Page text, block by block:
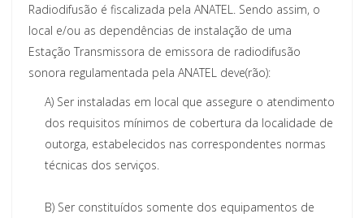
Radiodifusão é fiscalizada pela ANATEL. Sendo assim, o
local e/ou as dependências de instalação de uma
Estação Transmissora de emissora de radiodifusão
sonora regulamentada pela ANATEL deve(rão):
A) Ser instaladas em local que assegure o atendimento
dos requisitos mínimos de cobertura da localidade de
outorga, estabelecidos nas correspondentes normas
técnicas dos serviços.
B) Ser constituídos somente dos equipamentos de